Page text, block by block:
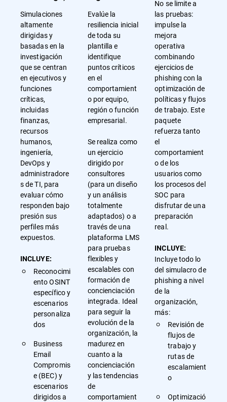
Simulaciones
altamente
dirigidas y
basadas en la
investigación
que se centran
en ejecutivos y
funciones
críticas,
incluidas
finanzas,
recursos
humanos,
ingeniería,
DevOps y
administradore
s de TI, para
evaluar cómo
responden bajo
presión sus
perfiles más
expuestos.
INCLUYE:
Reconocimi
ento OSINT
específico y
escenarios
personaliza
dos
Business
Email
Compromis
e (BEC) y
escenarios
dirigidos a
Evalúe la
resiliencia inicial
de toda su
plantilla e
identifique
puntos críticos
en el
comportamient
o por equipo,
región o función
empresarial.
Se realiza como
un ejercicio
dirigido por
consultores
(para un diseño
y un análisis
totalmente
adaptados) o a
través de una
plataforma LMS
para pruebas
flexibles y
escalables con
formación de
concienciación
integrada. Ideal
para seguir la
evolución de la
organización, la
madurez en
cuanto a la
concienciación
y las tendencias
de
comportamient
No se limite a
las pruebas:
impulse la
mejora
operativa
combinando
ejercicios de
phishing con la
optimización de
políticas y flujos
de trabajo. Este
paquete
refuerza tanto
el
comportamient
o de los
usuarios como
los procesos del
SOC para
disfrutar de una
preparación
real.
INCLUYE:
Incluye todo lo
del simulacro de
phishing a nivel
de la
organización,
más:
Revisión de
flujos de
trabajo y
rutas de
escalamient
o
Optimizació